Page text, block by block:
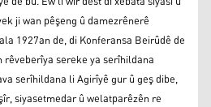
ji wan pêşeng û damezrênerê
1927an de, di Konferansa Beirûdê de
rêveberîya sereke ya serîhildana
serîhildana li Agirîyê gur û geş dibe,
siyasetmedar û welatparêzên re